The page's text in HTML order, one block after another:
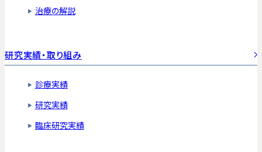
治療の解説
研究実績・取り組み
診療実績
研究実績
臨床研究実績